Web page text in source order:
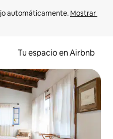
automáticamente. Mostrar
Tu espacio en Airbnb